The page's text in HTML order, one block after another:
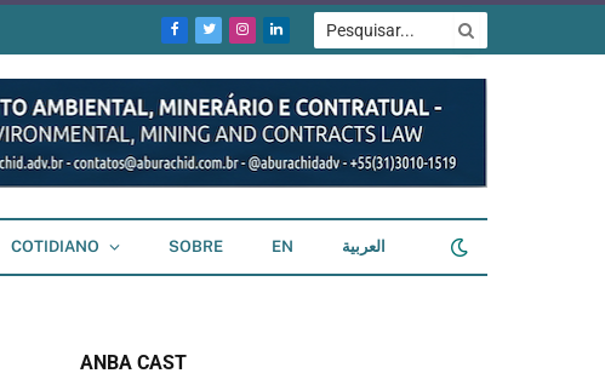
Facebook
TwitterInstagram
LinkedIn
COTIDIANO SOBRE EN العربية
ANBA CAST